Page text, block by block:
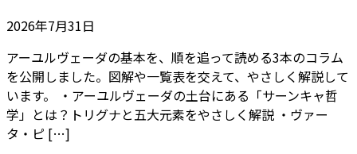
2026年7月31日
アーユルヴェーダの基本を、順を追って読める3本のコラム
を公開しました。図解や一覧表を交えて、やさしく解説して
います。 ・アーユルヴェーダの土台にある「サーンキャ哲
学」とは？トリグナと五大元素をやさしく解説 ・ヴァー
タ・ピ […]